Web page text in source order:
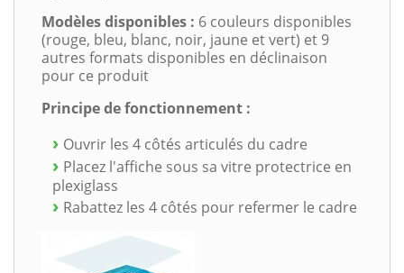
Modèles disponibles : 6 couleurs disponibles
(rouge, bleu, blanc, noir, jaune et vert) et 9
autres formats disponibles en déclinaison
pour ce produit
Principe de fonctionnement :
Ouvrir les 4 côtés articulés du cadre
Placez l'affiche sous sa vitre protectrice en
plexiglass
Rabattez les 4 côtés pour refermer le cadre